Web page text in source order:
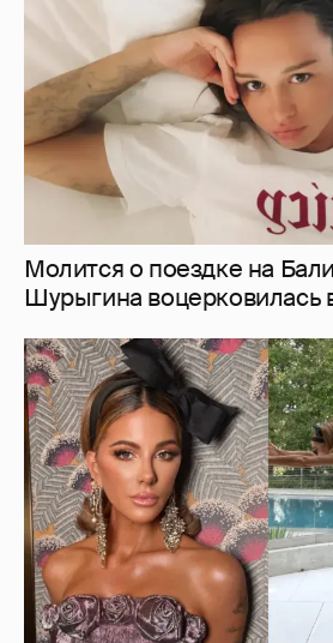
Ботинки на высокой
крашеный кот-компаньон:
Бекинсейл показала, как
йогой
10